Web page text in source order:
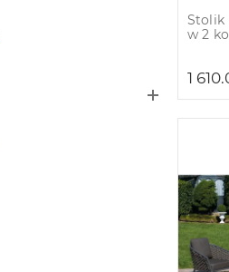
Stolik
w 2
1